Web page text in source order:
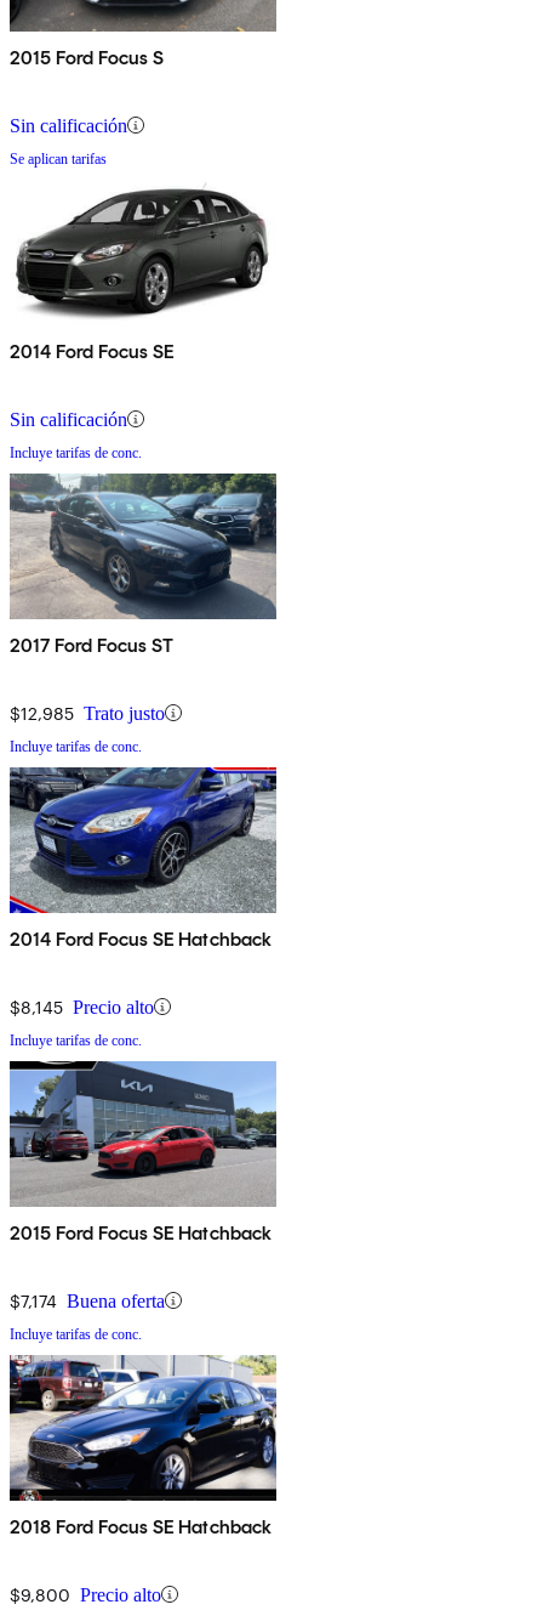
2015 Ford Focus S
Sin calificación
Se aplican tarifas
2014 Ford Focus SE
Sin calificación
Incluye tarifas de conc.
2017 Ford Focus ST
$12,985 Trato justo
Incluye tarifas de conc.
2014 Ford Focus SE Hatchback
$8,145 Precio alto
Incluye tarifas de conc.
2015 Ford Focus SE Hatchback
$7,174 Buena oferta
Incluye tarifas de conc.
2018 Ford Focus SE Hatchback
$9,800 Precio alto